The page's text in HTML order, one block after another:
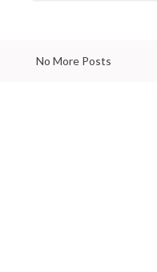
No More Posts